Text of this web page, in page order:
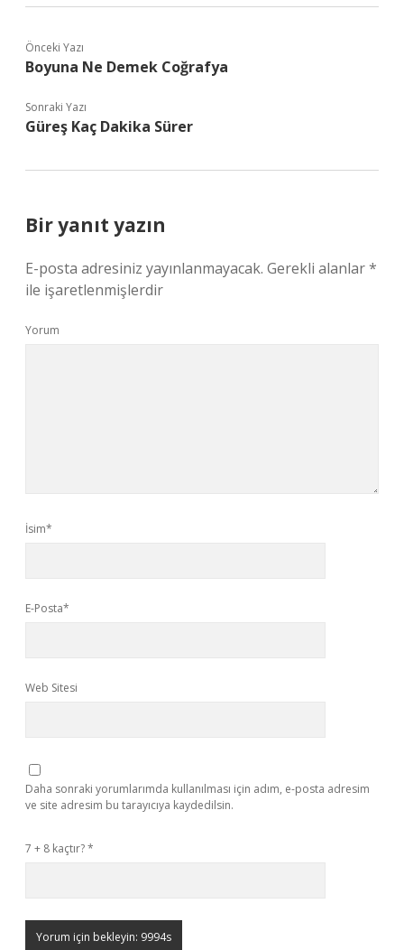
Önceki Yazı
Boyuna Ne Demek Coğrafya
Sonraki Yazı
Güreş Kaç Dakika Sürer
Bir yanıt yazın
E-posta adresiniz yayınlanmayacak. Gerekli alanlar*
ile işaretlenmişlerdir
Yorum
İsim*
E-Posta*
Web Sitesi
Daha sonraki yorumlarımda kullanılması için adım, e-posta adresim
ve site adresim bu tarayıcıya kaydedilsin.
7 + 8 kaçtır?*